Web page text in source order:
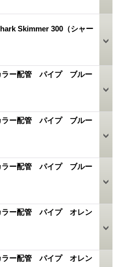
Skimmer 300（シャー
ー配管 パイプ ブルー
ー配管 パイプ ブルー
ー配管 パイプ ブルー
ー配管 パイプ オレン
ー配管 パイプ オレン